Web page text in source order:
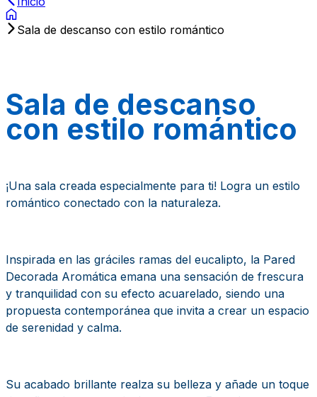
Sala de descanso con estilo romántico
Sala de descanso
con estilo romántico
¡Una sala creada especialmente para ti! Logra un estilo
romántico conectado con la naturaleza.
Inspirada en las gráciles ramas del eucalipto, la Pared
Decorada Aromática emana una sensación de frescura
y tranquilidad con su efecto acuarelado, siendo una
propuesta contemporánea que invita a crear un espacio
de serenidad y calma.
Su acabado brillante realza su belleza y añade un toque